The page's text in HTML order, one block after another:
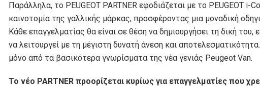
Παράλληλα, το PEUGEOT PARTNER εφοδιάζεται με το PEUGEOT i-
καινοτομία της γαλλικής μάρκας, προσφέροντας μια μοναδική
Κάθε επαγγελματίας θα είναι σε θέση να δημιουργήσει τη δική
να λειτουργεί με τη μέγιστη δυνατή άνεση και
μόνο από τα βασικότερα γνωρίσματα της νέα γενιάς Peugeot Van.
Το νέο PARTNER προορίζεται κυρίως για επαγγελματίες που